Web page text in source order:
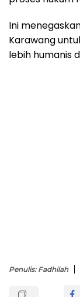
Ini
Karawang
lebih humanis
Penulis: Fadhilah